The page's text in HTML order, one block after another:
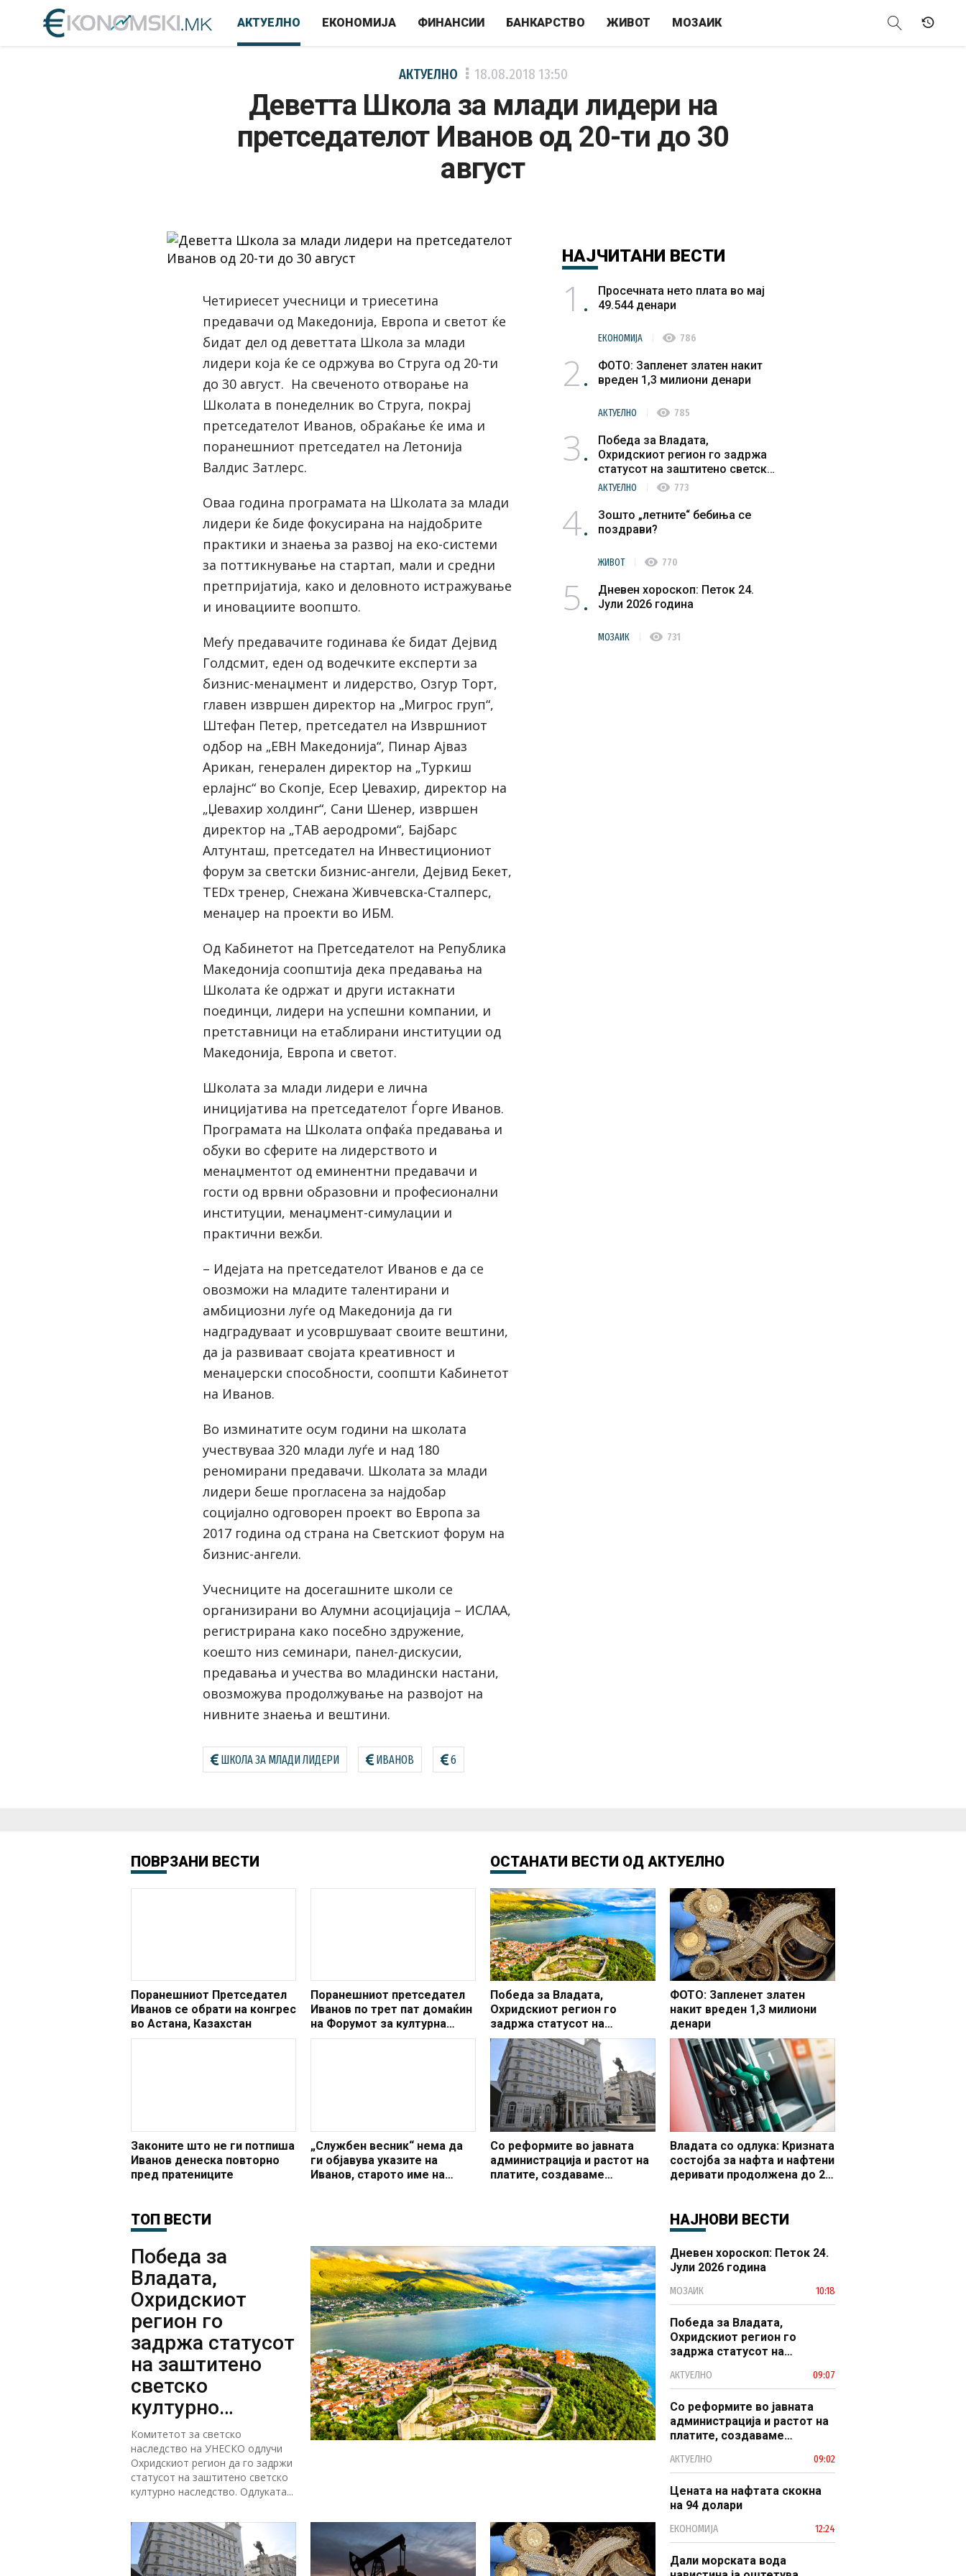
АКТУЕЛНО ЕКОНОМИЈА ФИНАНСИИ БАНКАРСТВО ЖИВОТ МОЗАИК
АКТУЕЛНО 18.08.2018 13:50
Деветта Школа за млади лидери на
претседателот Иванов од 20-ти до 30
август
Четириесет учесници и триесетина
предавачи од Македонија, Европа и светот ќе
бидат дел од деветтата Школа за млади
лидери која ќе се одржува во Струга од 20-ти
до 30 август. На свеченото отворање на
Школата в понеделник во Струга, покрај
претседателот Иванов, обраќање ќе има и
поранешниот претседател на Летонија
Валдис Затлерс.
Оваа година програмата на Школата за млади
лидери ќе биде фокусирана на најдобрите
практики и знаења за развој на еко-системи
за поттикнување на стартап, мали и средни
претпријатија, како и деловното истражување
и иновациите воопшто.
Меѓу предавачите годинава ќе бидат Дејвид
Голдсмит, еден од водечките експерти за
бизнис-менаџмент и лидерство, Озгур Торт,
главен извршен директор на „Мигрос груп“,
Штефан Петер, претседател на Извршниот
одбор на „ЕВН Македонија“, Пинар Ајваз
Арикан, генерален директор на „Туркиш
ерлајнс“ во Скопје, Есер Џевахир, директор на
„Џевахир холдинг“, Сани Шенер, извршен
директор на „ТАВ аеродроми“, Бајбарс
Алтунташ, претседател на Инвестициониот
форум за светски бизнис-ангели, Дејвид Бекет,
TEDx тренер, Снежана Живчевска-Сталперс,
менаџер на проекти во ИБМ.
Од Кабинетот на Претседателот на Република
Македонија соопштија дека предавања на
Школата ќе одржат и други истакнати
поединци, лидери на успешни компании, и
претставници на етаблирани институции од
Македонија, Европа и светот.
Школата за млади лидери е лична
иницијатива на претседателот Ѓорге Иванов.
Програмата на Школата опфаќа предавања и
обуки во сферите на лидерството и
менаџментот од еминентни предавачи и
гости од врвни образовни и професионални
институции, менаџмент-симулации и
практични вежби.
– Идејата на претседателот Иванов е да се
овозможи на младите талентирани и
амбициозни луѓе од Македонија да ги
надградуваат и усовршуваат своите вештини,
да ја развиваат својата креативност и
менаџерски способности, соопшти Кабинетот
на Иванов.
Во изминатите осум години на школата
учествуваа 320 млади луѓе и над 180
реномирани предавачи. Школата за млади
лидери беше прогласена за најдобар
социјално одговорен проект во Европа за
2017 година од страна на Светскиот форум на
бизнис-ангели.
Учесниците на досегашните школи се
организирани во Алумни асоцијација – ИСЛАА,
регистрирана како посебно здружение,
коешто низ семинари, панел-дискусии,
предавања и учества во младински настани,
овозможува продолжување на развојот на
нивните знаења и вештини.
ШКОЛА ЗА МЛАДИ ЛИДЕРИ ИВАНОВ 6
НАЈЧИТАНИ ВЕСТИ
1
Просечната нето плата во мај
49.544 денари
ЕКОНОМИЈА visibility 786
2
ФОТО: Запленет златен накит
вреден 1,3 милиони денари
АКТУЕЛНО visibility 785
3
Победа за Владата,
Охридскиот регион го задржа
статусот на заштитено светско
културно наследство
АКТУЕЛНО visibility 773
4
Зошто „летните“ бебиња се
поздрави?
ЖИВОТ visibility 770
5
Дневен хороскоп: Петок 24.
Јули 2026 година
МОЗАИК visibility 731
ПОВРЗАНИ ВЕСТИ
Поранешниот Претседател
Иванов се обрати на конгрес
во Астана, Казахстан
Поранешниот претседател
Иванов по трет пат домаќин
на Форумот за културна
дипломатија
Законите што не ги потпиша
Иванов денеска повторно
пред пратениците
„Службен весник“ нема да
ги објавува указите на
Иванов, старото име на
ОСТАНАТИ ВЕСТИ ОД АКТУЕЛНО
Победа за Владата,
Охридскиот регион го
задржа статусот на
заштитено светско културно
наследство
Со реформите во јавната
администрација и растот на
платите, создаваме
ФОТО: Запленет златен
накит вреден 1,3 милиони
денари
Владата со одлука: Кризната
состојба за нафта и нафтени
деривати продолжена до 20
ТОП ВЕСТИ
Победа за
Владата,
Охридскиот
регион го
задржа статусот
на заштитено
светско
културно
наследство
Комитетот за светско
наследство на УНЕСКО одлучи
Охридскиот регион да го задржи
статусот на заштитено светско
културно наследство. Одлуката...
НАЈНОВИ ВЕСТИ
Дневен хороскоп: Петок 24.
Јули 2026 година
МОЗАИК 10:18
Победа за Владата,
Охридскиот регион го
задржа статусот на
наследство
АКТУЕЛНО 09:07
Со реформите во јавната
администрација и растот на
платите, создаваме
модерен јавен сектор
АКТУЕЛНО 09:02
Цената на нафтата скокна
на 94 долари
ЕКОНОМИЈА 12:24
Дали морската вода